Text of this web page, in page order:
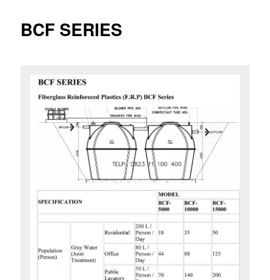
BCF SERIES